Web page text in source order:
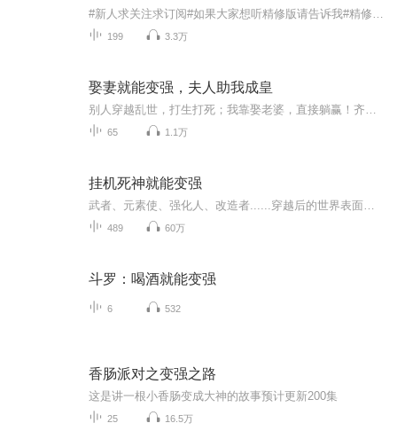
199 3.3万
娶妻就能变强，夫人助我成皇
65 1.1万
挂机死神就能变强
489 60万
斗罗：喝酒就能变强
6 532
香肠派对之变强之路
这是讲一根小香肠变成大神的故事预计更新200集
25 16.5万